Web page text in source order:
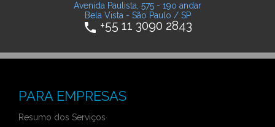
Avenida Paulista, 575 - 19o andar
Bela Vista - São Paulo / SP
phone +55 11 3090 2843
PARA EMPRESAS
Resumo dos Serviços